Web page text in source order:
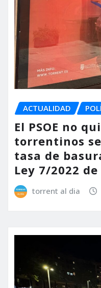
ACTUALIDAD
El PSOE no
torrentinos
tasa de
Ley 7/2022
torrent al dia